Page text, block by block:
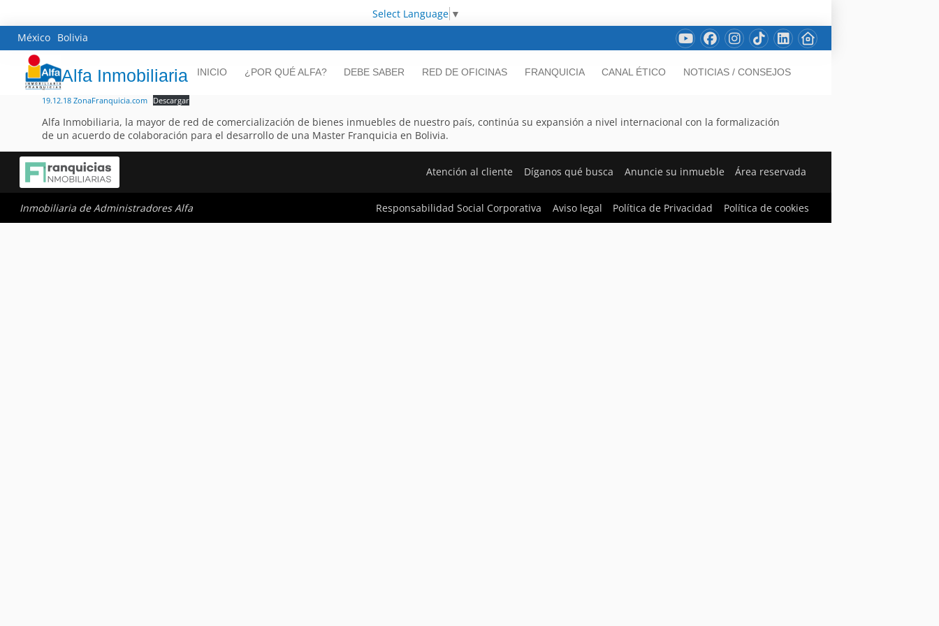
Select Language ▼
México Bolivia
Alfa Inmobiliaria INICIO ¿POR QUÉ ALFA? DEBE SABER RED DE OFICINAS FRANQUICIA CANAL ÉTICO NOTICIAS / CONSEJOS
19.12.18 ZonaFranquicia.com Descargar
Alfa Inmobiliaria, la mayor de red de comercialización de bienes inmuebles de nuestro país, continúa su expansión a nivel internacional con la formalización
de un acuerdo de colaboración para el desarrollo de una Master Franquicia en Bolivia.
Atención al cliente Díganos qué busca Anuncie su inmueble Área reservada
Inmobiliaria de Administradores Alfa Responsabilidad Social Corporativa Aviso legal Política de Privacidad Política de cookies